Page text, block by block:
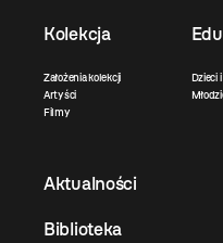
Kolekcja
Założenia kolekcji
Artyści
Filmy
Dzieci
Aktualności
Biblioteka